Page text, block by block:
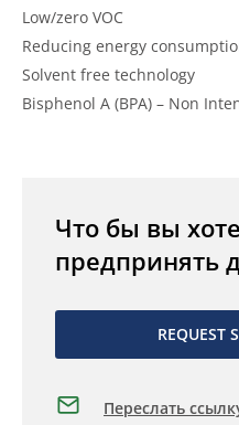
Low/zero VOC
Reducing energy
Solvent free technology
Bisphenol A (BPA) – Non
Что бы вы
предпринять
REQUEST
Переслать